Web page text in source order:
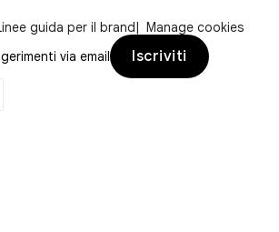
guida per il brand
Manage cookies
via email
Iscriviti